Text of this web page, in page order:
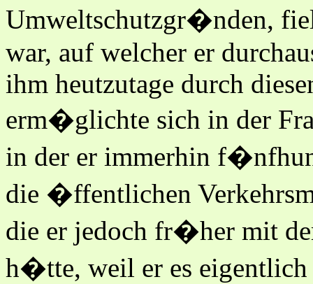
Umweltschutzgr�nden,
war, auf welcher er
ihm heutzutage durch
erm�glichte sich in der
in der er immerhin
die �ffentlichen
die er jedoch fr�her mit
h�tte, weil er es eigentlich